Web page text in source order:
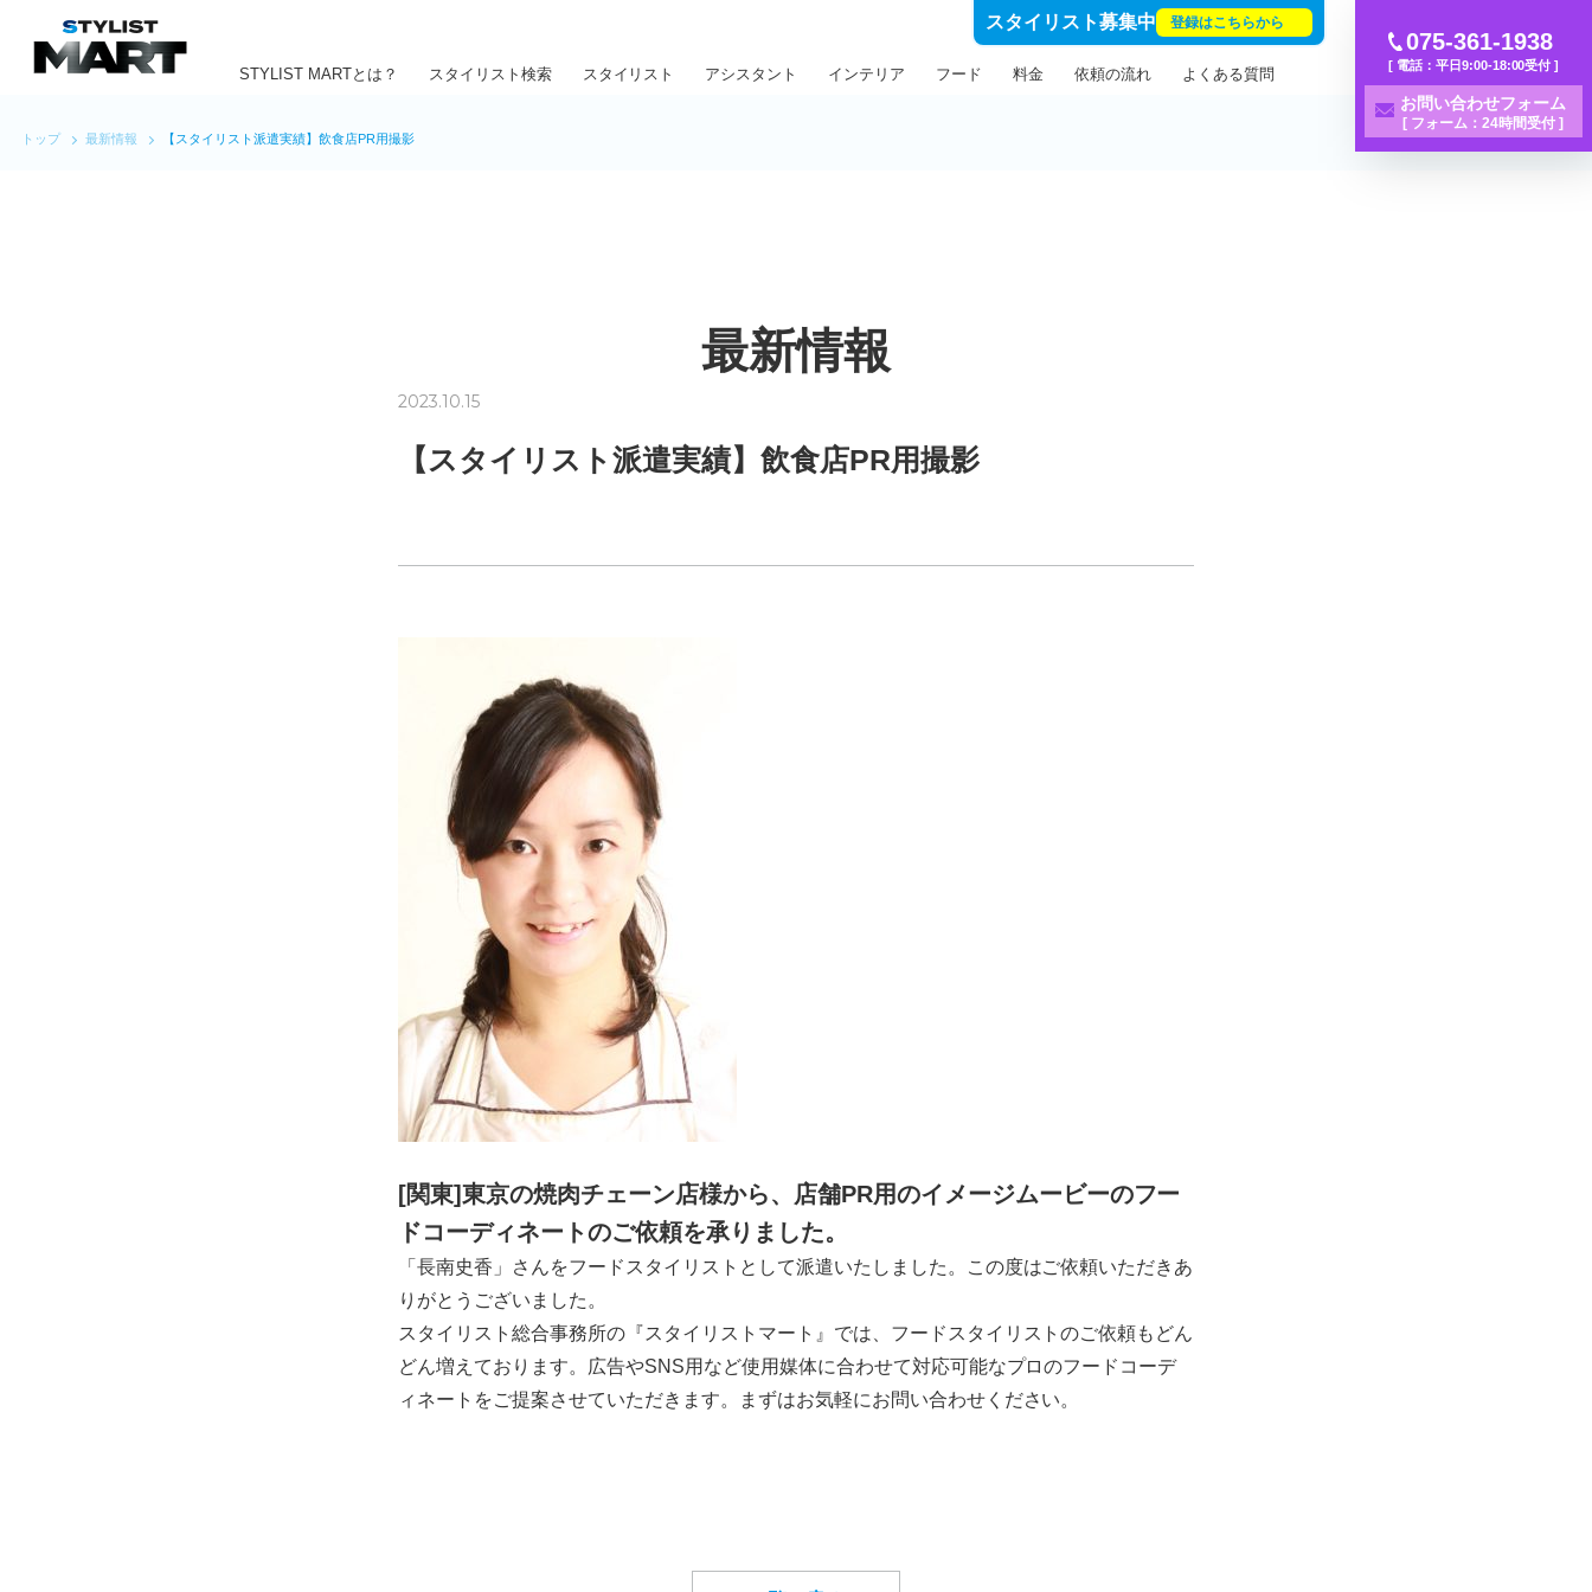
スタイリスト募集中 登録はこちらから
STYLIST MARTとは？ スタイリスト検索 スタイリスト アシスタント インテリア フード 料金 依頼の流れ よくある質問
075-361-1938
[ 電話：平日9:00-18:00受付 ]
お問い合わせフォーム
[ フォーム：24時間受付 ]
トップ 最新情報 【スタイリスト派遣実績】飲食店PR用撮影
最新情報
2023.10.15
【スタイリスト派遣実績】飲食店PR用撮影
[関東]東京の焼肉チェーン店様から、店舗PR用のイメージムービーのフー
ドコーディネートのご依頼を承りました。
「長南史香」さんをフードスタイリストとして派遣いたしました。この度はご依頼いただきあ
りがとうございました。
スタイリスト総合事務所の『スタイリストマート』では、フードスタイリストのご依頼もどん
どん増えております。広告やSNS用など使用媒体に合わせて対応可能なプロのフードコーデ
ィネートをご提案させていただきます。まずはお気軽にお問い合わせください。